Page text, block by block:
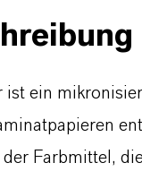
ist ein
Farbmittel,